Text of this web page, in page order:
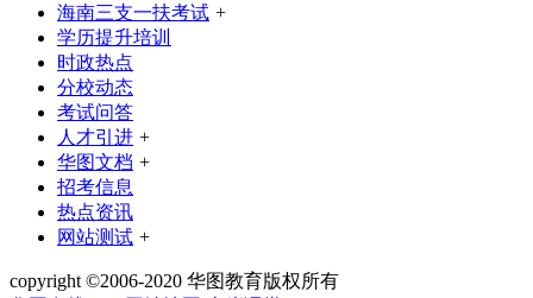
海南三支一扶考试 +
学历提升培训
时政热点
分校动态
考试问答
人才引进 +
华图文档 +
招考信息
热点资讯
网站测试 +
copyright ©2006-2020 华图教育版权所有